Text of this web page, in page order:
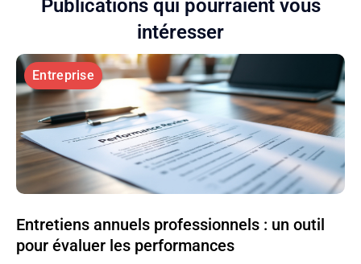
Publications qui pourraient vous
intéresser
Entreprise
Entretiens annuels professionnels : un outil
pour évaluer les performances